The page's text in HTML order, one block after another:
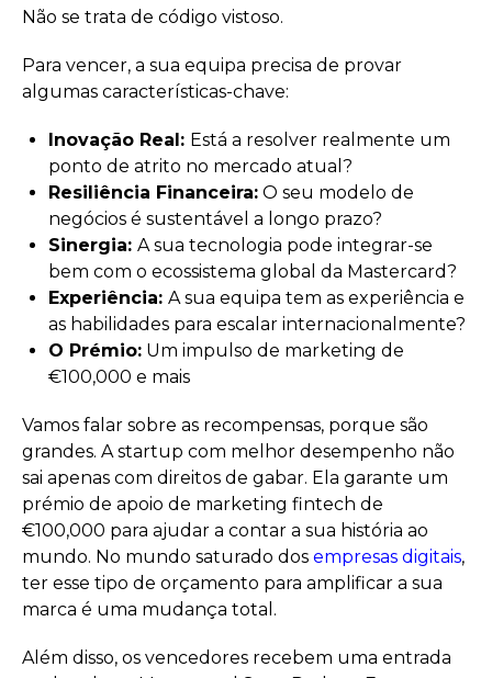
Não se trata de código vistoso.
Para vencer, a sua equipa precisa de provar
algumas características-chave:
Inovação Real: Está a resolver realmente um
ponto de atrito no mercado atual?
Resiliência Financeira: O seu modelo de
negócios é sustentável a longo prazo?
Sinergia: A sua tecnologia pode integrar-se
bem com o ecossistema global da Mastercard?
Experiência: A sua equipa tem as experiência e
as habilidades para escalar internacionalmente?
O Prémio: Um impulso de marketing de
€100,000 e mais
Vamos falar sobre as recompensas, porque são
grandes. A startup com melhor desempenho não
sai apenas com direitos de gabar. Ela garante um
prémio de apoio de marketing fintech de
€100,000 para ajudar a contar a sua história ao
mundo. No mundo saturado dos empresas digitais,
ter esse tipo de orçamento para amplificar a sua
marca é uma mudança total.
Além disso, os vencedores recebem uma entrada